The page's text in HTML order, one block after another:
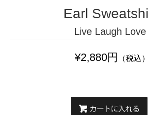
Earl
Live Laugh Love
¥2,880円 （税込）